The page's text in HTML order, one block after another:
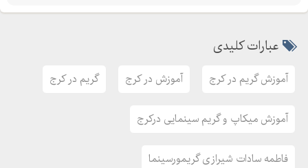
موبايل :
*****
سايت :
اينستاگرام :andisheno.karaj
کانال تلگرام: @andisheno
****
عبارات کلیدی
آموزش گریم در کرج آموزش در کرج گریم در کرج
آموزش میکاپ و گریم سینمایی درکرج
فاطمه سادات شیرازی گریمورسینما